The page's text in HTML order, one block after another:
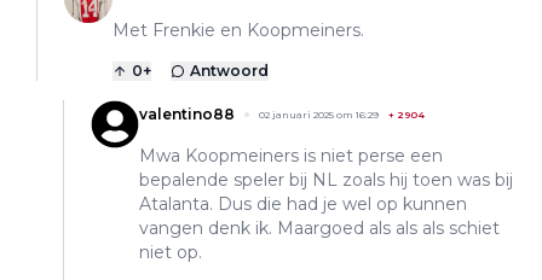
Met Frenkie en Koopmeiners.
0+ Antwoord
valentino88 02 januari 2025 om 16:29 + 2904
Mwa Koopmeiners is niet perse een
bepalende speler bij NL zoals hij toen was bij
Atalanta. Dus die had je wel op kunnen
vangen denk ik. Maargoed als als als schiet
niet op.